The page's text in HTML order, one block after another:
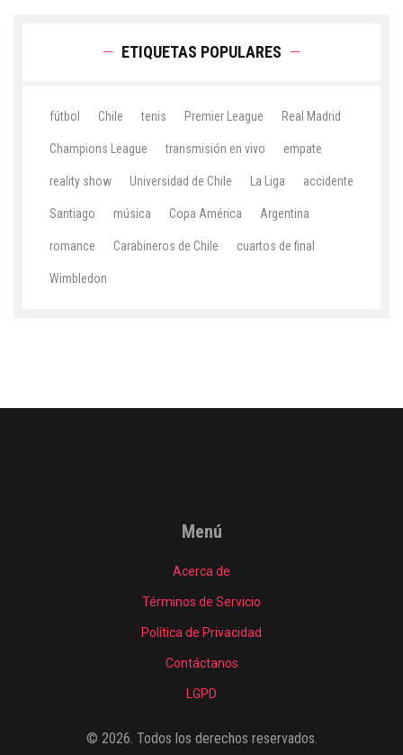
ETIQUETAS POPULARES
fútbol Chile tenis Premier League Real Madrid
Champions League transmisión en vivo empate
reality show Universidad de Chile La Liga accidente
Santiago música Copa América Argentina
romance Carabineros de Chile cuartos de final
Wimbledon
Menú
Acerca de
Términos de Servicio
Política de Privacidad
Contáctanos
LGPD
© 2026. Todos los derechos reservados.